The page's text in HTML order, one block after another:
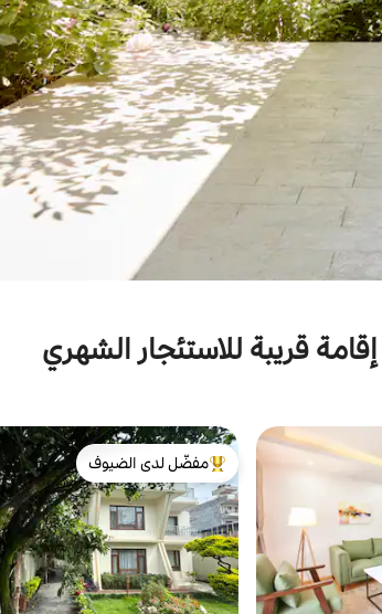
قريبة للاستئجار الشهري
من أبرز البيوت المفضّلة لدى الضيوف
مفضّل لدى الضيوف